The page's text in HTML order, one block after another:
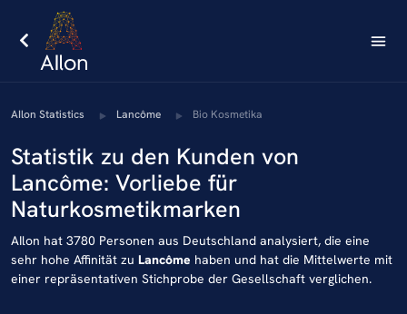
AIlon Statistics Lancôme Bio Kosmetika
Statistik zu den Kunden von
Lancôme: Vorliebe für
Naturkosmetikmarken
AIlon hat 3780 Personen aus Deutschland analysiert, die eine
sehr hohe Affinität zu Lancôme haben und hat die Mittelwerte mit
einer repräsentativen Stichprobe der Gesellschaft verglichen.